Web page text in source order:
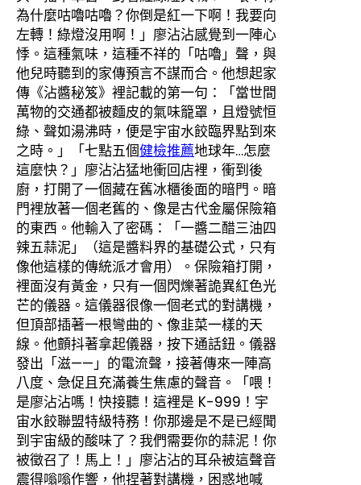
為什麼咕嚕咕嚕？你倒是紅一下啊！我要向
左轉！綠燈沒用啊！」廖沾沾感覺到一陣心
悸。這種氣味，這種不祥的「咕嚕」聲，與
他兒時聽到的家傳預言不謀而合。他想起家
傳《沾醬秘笈》裡記載的第一句：「當世間
萬物的交通都被麵皮的氣味籠罩，且燈號恒
綠、聲如湯沸時，便是宇宙水餃臨界點到來
之時。」「七點五個健檢推薦地球年…怎麼
這麼快？」廖沾沾猛地衝回店裡，衝到後
廚，打開了一個藏在舊冰櫃後面的暗門。暗
門裡放著一個老舊的、像是古代金屬保險箱
的東西。他輸入了密碼：「一醬二醋三油四
辣五蒜泥」（這是醬料界的基礎公式，只有
像他這樣的傳統派才會用）。保險箱打開，
裡面沒有黃金，只有一個閃爍著詭異紅色光
芒的儀器。這儀器很像一個老式的對講機，
但頂部插著一根彎曲的、像韭菜一樣的天
線。他顫抖著拿起儀器，按下通話鈕。儀器
發出「滋——」的電流聲，接著傳來一陣高
八度、急促且充滿養生焦慮的聲音。「喂！
是廖沾沾嗎！快接聽！這裡是 K-999！宇
宙水餃聯盟特級特務！你那邊是不是已經聞
到宇宙級的酸味了？我們需要你的蒜泥！你
被徵召了！馬上！」廖沾沾的耳朵被這聲音
震得嗡嗡作響，他捏著對講機，困惑地喊